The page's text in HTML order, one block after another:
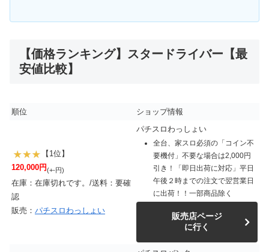
【価格ランキング】スタードライバー【最
安値比較】
順位 ショップ情報
【1位】
120,000円(+-円)
在庫：在庫切れです。/送料：要確
認
販売： パチスロわっしょい
パチスロわっしょい
全台、家スロ必須の「コイン不
要機付」不要な場合は2,000円
引き！「即日出荷に対応」平日
午後２時までの注文で翌営業日
に出荷！！一部商品除く
販売店ページ
に行く